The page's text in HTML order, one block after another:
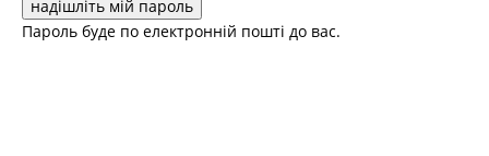
Пароль буде по електронній пошті до вас.